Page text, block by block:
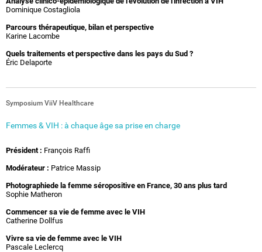
Dominique Costagliola
Parcours thérapeutique, bilan et perspective
Karine Lacombe
Quels traitements et perspective dans les pays du Sud ?
Éric Delaporte
Symposium ViiV Healthcare
Femmes & VIH : à chaque âge sa prise en charge
Président : François Raffi
Modérateur : Patrice Massip
Photographiede la femme séropositive en France, 30 ans plus tard
Sophie Matheron
Commencer sa vie de femme avec le VIH
Catherine Dollfus
Vivre sa vie de femme avec le VIH
Pascale Leclercq